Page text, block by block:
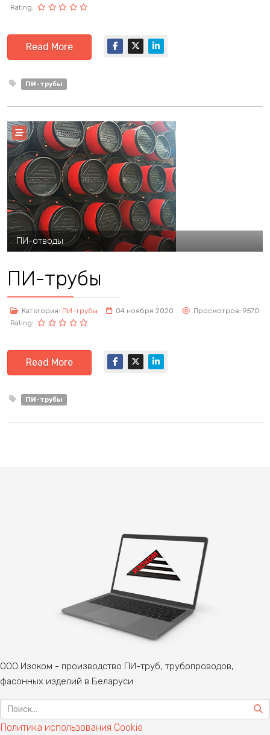
Rating:
Read More
ПИ-трубы
ПИ-отводы
ПИ-трубы
Категория: ПИ-трубы 04 ноября 2020
Просмотров: 9570
Rating:
Read More
ПИ-трубы
ООО Изоком - производство ПИ-труб, трубопроводов,
фасонных изделий в Беларуси
Политика использования Cookie